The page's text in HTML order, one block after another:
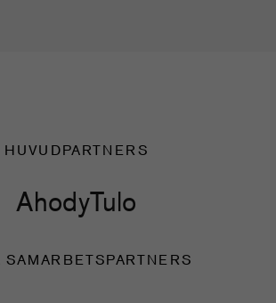
HUVUDPARTNERS
AhodyTulo
SAMARBETSPARTNERS